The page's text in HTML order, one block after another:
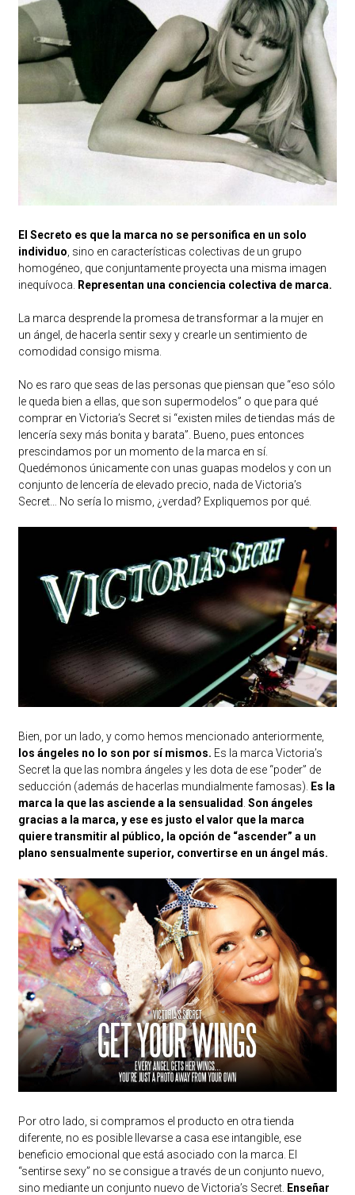
El Secreto es que la marca no se personifica en un solo
individuo , sino en características colectivas de un grupo
homogéneo, que conjuntamente proyecta una misma imagen
inequívoca.
Representan una conciencia colectiva de marca.
La marca desprende la promesa de transformar a la mujer en
un ángel, de hacerla sentir sexy y crearle un sentimiento de
comodidad consigo misma.
No es raro que seas de las personas que piensan que “eso sólo
le queda bien a ellas, que son supermodelos” o que para qué
comprar en Victoria’s Secret si “existen miles de tiendas más de
lencería sexy más bonita y barata”. Bueno, pues entonces
prescindamos por un momento de la marca en sí.
Quedémonos únicamente con unas guapas modelos y con un
conjunto de lencería de elevado precio, nada de Victoria’s
Secret… No sería lo mismo, ¿verdad? Expliquemos por qué.
Bien, por un lado, y como hemos mencionado anteriormente,
los ángeles no lo son por sí mismos. Es la marca Victoria’s
Secret la que las nombra ángeles y les dota de ese “poder” de
seducción (además de hacerlas mundialmente famosas).
Es la
marca la que las asciende a la sensualidad Son ángeles
gracias a la marca, y ese es justo el valor que la marca
quiere transmitir al público, la opción de “ascender” a un
plano sensualmente superior, convertirse en un ángel más.
Por otro lado, si compramos el producto en otra tienda
diferente, no es posible llevarse a casa ese intangible, ese
beneficio emocional que está asociado con la marca. El
“sentirse sexy” no se consigue a través de un conjunto nuevo,
sino mediante un conjunto nuevo de Victoria’s Secret. Enseñar